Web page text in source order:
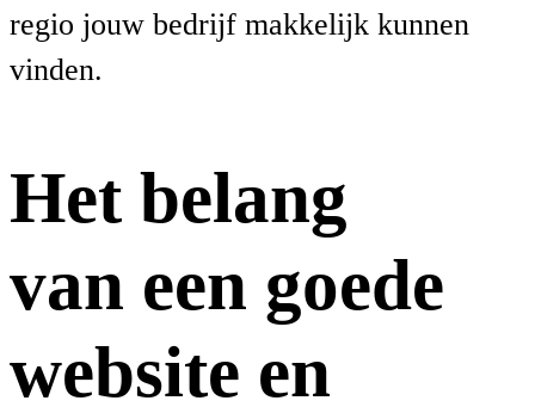
regio jouw bedrijf makkelijk kunnen
vinden.
Het belang
van een goede
website en